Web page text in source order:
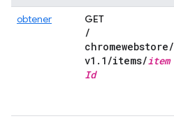
obtener GET
/
chromewebstore/
v1 . 1 /items/item
Id